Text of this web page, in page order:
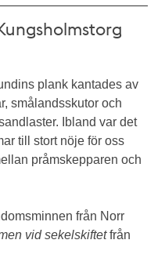
plank kantades av
smålandsskutor och
Ibland var det
till stort nöje för oss
pråmskepparen och
från Norr
vid sekelskiftetfrån